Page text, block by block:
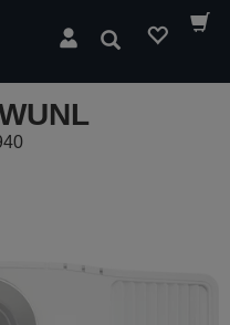
Cerca